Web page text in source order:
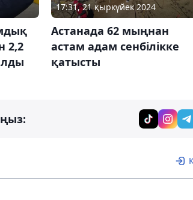
2,2
17:31, 21 қыркүйек 2024
Астанада 62 мыңнан
астам адам сенбілікке
қатысты